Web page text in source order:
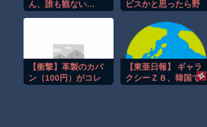
お前らがメイドイン韓国で認めてるもの
AmazonのアツさMax！心も踊る「マン
【動画】これはお見事。中国重慶市で珍し
ん、誰も観ない…
ビスかと思ったら野
【衝撃】革製のカバ
ン（100円）がコレ
【東亜日報】 ギャラ
クシーＺ８、韓国で